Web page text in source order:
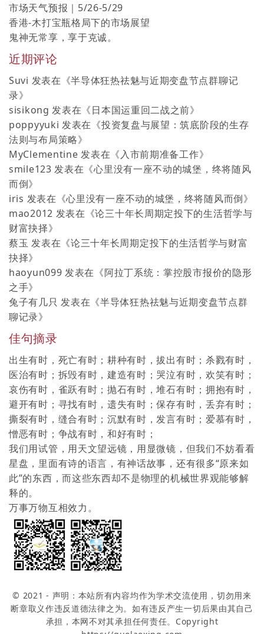
市场天气预报｜5/26-5/29
香港-木打宝瓶格局下的市场展望
鬼神无常享，享于克诚。
近期评论
Suvi 发表在《半导体狂热祛魅与近期变盘节点群聊记
录》
sisikong 发表在《日本国运重回二战之前》
poppyyuki 发表在《投资复盘与展望：筑底阶段的生存
法则与布局策略》
MyClementine 发表在《入市前期准备工作》
smile123 发表在《心里没有一座不动的城堡，终将随风
而倒》
iris 发表在《心里没有一座不动的城堡，终将随风而倒》
mao2012 发表在《论三十年长周期定投下的生活哲学与
财富抉择》
蔡玉 发表在《论三十年长周期定投下的生活哲学与财富
抉择》
haoyun099 发表在《阿拉丁系统：掌控股市报价的隐形
之手》
兔子有几只 发表在《半导体狂热祛魅与近期变盘节点群
聊记录》
佳句摘录
出生有时，死亡有时；耕种有时，拔出有时；杀戮有时，
医治有时；拆毁有时，建造有时；哭泣有时，欢笑有时；
哀伤有时，雀跃有时；抛石有时，堆石有时；拥抱有时，
避开有时；寻找有时，遗失有时；保存有时，丢弃有时；
撕裂有时，缝合有时；沉默有时，发言有时；爱慕有时，
憎恶有时；争战有时，和好有时；
我们用试管，用天文望远镜，用显微镜，但我们不妨看看
星盘，里面有诗的语言，有神话故事，还有很多“原来如
此”的东西，而这些东西却不是物理的机械世界观能够解
释的。
万事万物互相效力。
© 2021 - 声明：本站所有内容均作为学术交流使用，切勿用来
断章取义作违反道德法律之为。如有违反产生一切后果由其自己
承担，本网不对其承担任何责任。Copyright